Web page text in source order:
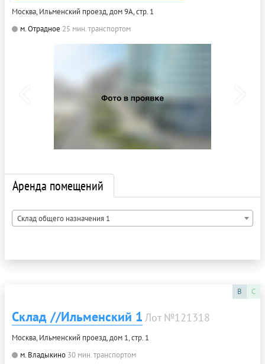
Москва, Ильменский проезд, дом 9А, стр. 1
м. Отрадное 25 мин. транспортом
Аренда помещений
Склад общего назначения 1
B C
Склад //Ильменский 1 Лот №121318
Москва, Ильменский проезд, дом 1, стр. 1
м. Владыкино 30 мин. транспортом